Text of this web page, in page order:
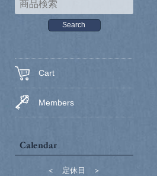
Cart
Members
＜ 定休日 ＞